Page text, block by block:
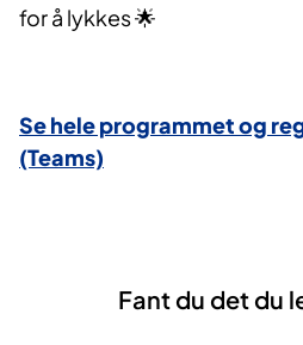
for å lykkes 🌟
Se hele programmet og
(Teams)
Fant du det du